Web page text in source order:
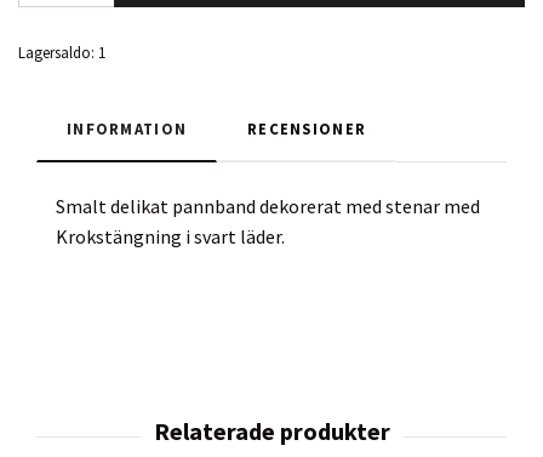
Lagersaldo: 1
INFORMATION RECENSIONER
Smalt delikat pannband dekorerat med stenar med
Krokstängning i svart läder.